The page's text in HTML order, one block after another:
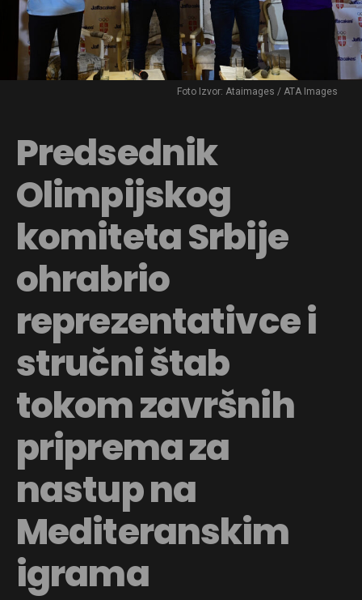
Foto Izvor: Ataimages / ATA Images
Predsednik
Olimpijskog
komiteta Srbije
ohrabrio
reprezentativce i
stručni štab
tokom završnih
priprema za
nastup na
Mediteranskim
igrama